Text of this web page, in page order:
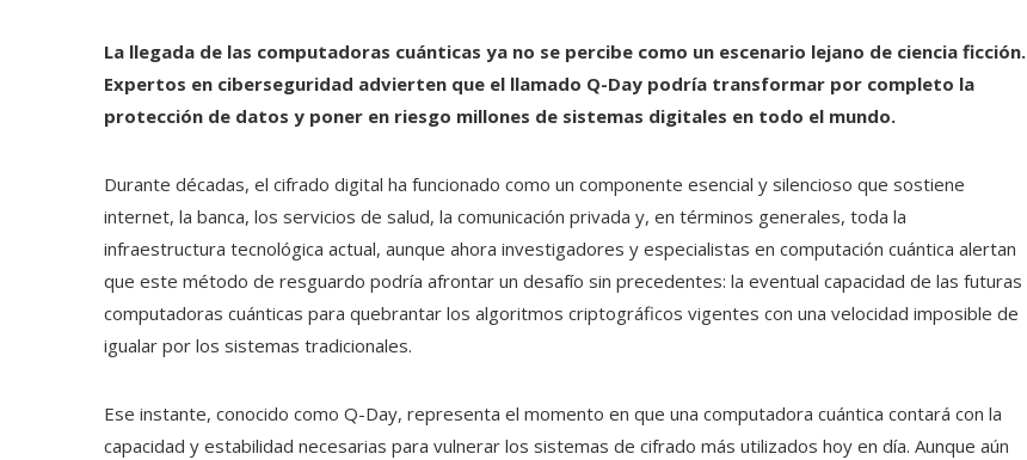
La llegada de las computadoras cuánticas ya no se percibe como un escenario lejano de ciencia ficción.
Expertos en ciberseguridad advierten que el llamado Q-Day podría transformar por completo la
protección de datos y poner en riesgo millones de sistemas digitales en todo el mundo.
Durante décadas, el cifrado digital ha funcionado como un componente esencial y silencioso que sostiene
internet, la banca, los servicios de salud, la comunicación privada y, en términos generales, toda la
infraestructura tecnológica actual, aunque ahora investigadores y especialistas en computación cuántica alertan
que este método de resguardo podría afrontar un desafío sin precedentes: la eventual capacidad de las futuras
computadoras cuánticas para quebrantar los algoritmos criptográficos vigentes con una velocidad imposible de
igualar por los sistemas tradicionales.
Ese instante, conocido como Q-Day, representa el momento en que una computadora cuántica contará con la
capacidad y estabilidad necesarias para vulnerar los sistemas de cifrado más utilizados hoy en día. Aunque aún